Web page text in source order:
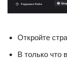
Откройте
В только что